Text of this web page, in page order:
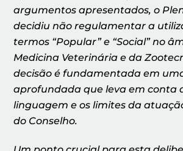
argumentos apresentados, o
decidiu não regulamentar a
termos “Popular” e “Social” no
Medicina Veterinária e da
decisão é fundamentada em
aprofundada que leva em conta
linguagem e os limites da
do Conselho.